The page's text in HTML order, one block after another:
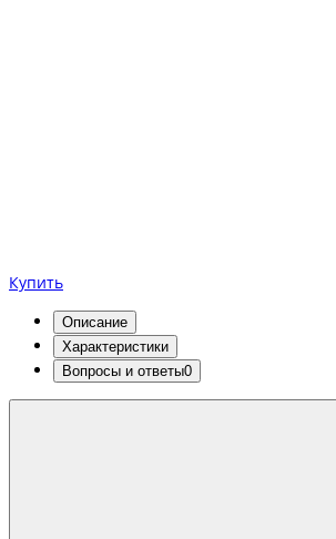
Купить
Описание
Характеристики
Вопросы и ответы0